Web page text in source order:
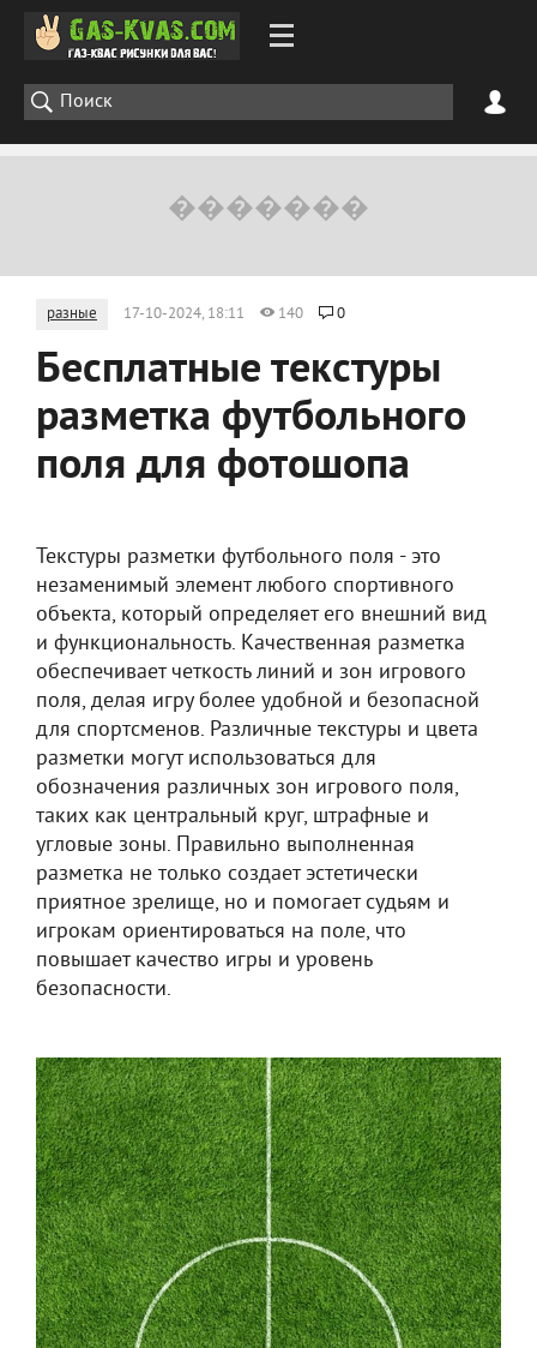
разные 17-10-2024, 18:11 140 0
Бесплатные текстуры
разметка футбольного
поля для фотошопа
Текстуры разметки футбольного поля - это
незаменимый элемент любого спортивного
объекта, который определяет его внешний вид
и функциональность. Качественная разметка
обеспечивает четкость линий и зон игрового
поля, делая игру более удобной и безопасной
для спортсменов. Различные текстуры и цвета
разметки могут использоваться для
обозначения различных зон игрового поля,
таких как центральный круг, штрафные и
угловые зоны. Правильно выполненная
разметка не только создает эстетически
приятное зрелище, но и помогает судьям и
игрокам ориентироваться на поле, что
повышает качество игры и уровень
безопасности.